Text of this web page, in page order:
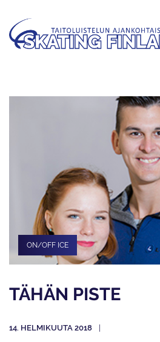
ON/OFF ICE
TÄHÄN PISTE
14. HELMIKUUTA 2018